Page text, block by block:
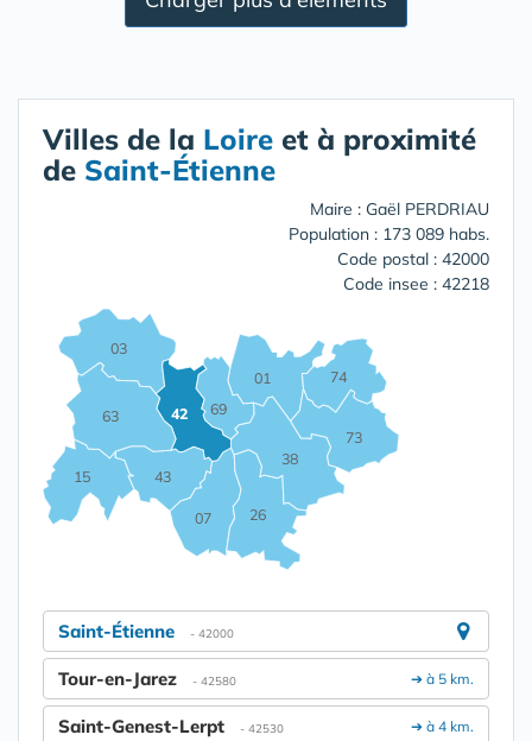
Villes de la Loire et à proximité
de Saint-Étienne
Maire : Gaël PERDRIAU
Population : 173 089 habs.
Code postal : 42000
Code insee : 42218
01
03
07
15
26
38
42
43
63
69
73
74
Saint-Étienne - 42000
➔ à 5 km.
Tour-en-Jarez - 42580
➔ à 4 km.
Saint-Genest-Lerpt - 42530